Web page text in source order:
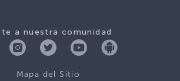
a nuestra comunidad
Mapa del Sitio